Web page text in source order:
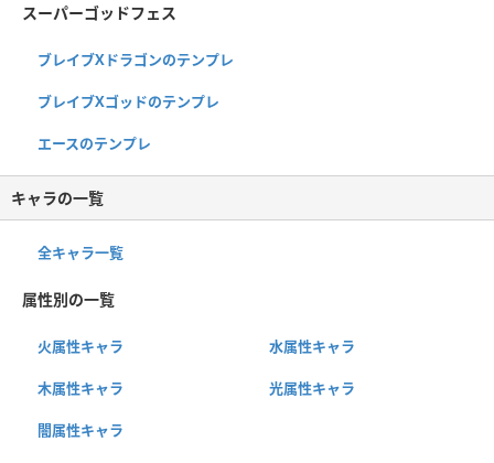
スーパーゴッドフェス
ブレイブXドラゴンのテンプレ
ブレイブXゴッドのテンプレ
エースのテンプレ
キャラの一覧
全キャラ一覧
属性別の一覧
火属性キャラ 水属性キャラ
木属性キャラ 光属性キャラ
闇属性キャラ